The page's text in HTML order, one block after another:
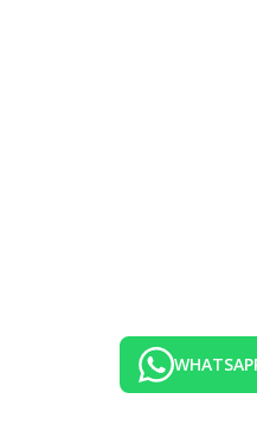
formou bufetu
21:30) formou bufetu
nápojov